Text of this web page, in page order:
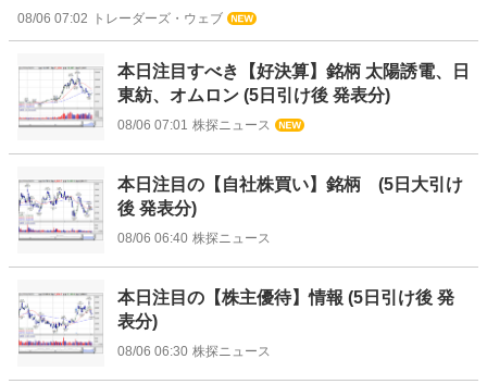
08/06 07:02 トレーダーズ・ウェブ
本日注目すべき【好決算】銘柄 太陽誘電、日
東紡、オムロン (5日引け後 発表分)
08/06 07:01 株探ニュース
本日注目の【自社株買い】銘柄 (5日大引け
後 発表分)
08/06 06:40 株探ニュース
本日注目の【株主優待】情報 (5日引け後 発
表分)
08/06 06:30 株探ニュース